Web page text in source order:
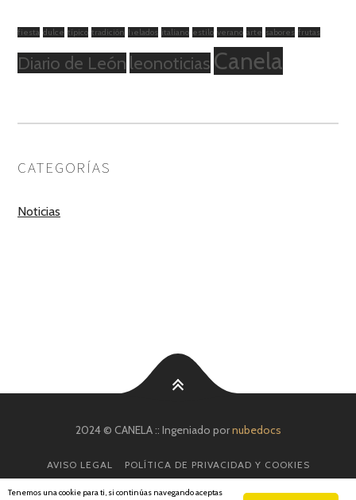
fiesta dulce típico tradición helados italiano estilo verano arte sabores frutas
Diario de León leonoticias Canela
CATEGORÍAS
Noticias
2024 © CANELA :: Ingeniado pornubedocs
AVISO LEGAL POLÍTICA DE PRIVACIDAD Y COOKIES
CONTACTO FACEBOOK
Tenemos una cookie para ti, si continúas navegando aceptas